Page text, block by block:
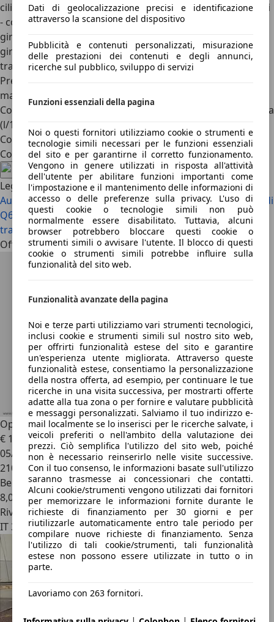
Dati di geolocalizzazione precisi e identificazione
attraverso la scansione del dispositivo
Pubblicità e contenuti personalizzati, misurazione
delle prestazioni dei contenuti e degli annunci,
ricerche sul pubblico, sviluppo di servizi
Funzioni essenziali della pagina
Noi o questi fornitori utilizziamo cookie o strumenti e
tecnologie simili necessari per le funzioni essenziali
del sito e per garantirne il corretto funzionamento.
Vengono in genere utilizzati in risposta all'attività
dell'utente per abilitare funzioni importanti come
l'impostazione e il mantenimento delle informazioni di
accesso o delle preferenze sulla privacy. L'uso di
questi cookie o tecnologie simili non può
normalmente essere disabilitato. Tuttavia, alcuni
browser potrebbero bloccare questi cookie o
strumenti simili o avvisare l'utente. Il blocco di questi
cookie o strumenti simili potrebbe influire sulla
funzionalità del sito web.
Funzionalità avanzate della pagina
Noi e terze parti utilizziamo vari strumenti tecnologici,
inclusi cookie e strumenti simili sul nostro sito web,
per offrirti funzionalità estese del sito e garantire
un'esperienza utente migliorata. Attraverso queste
funzionalità estese, consentiamo la personalizzazione
della nostra offerta, ad esempio, per continuare le tue
ricerche in una visita successiva, per mostrarti offerte
adatte alla tua zona o per fornire e valutare pubblicità
e messaggi personalizzati. Salviamo il tuo indirizzo e-
mail localmente se lo inserisci per le ricerche salvate, i
veicoli preferiti o nell'ambito della valutazione dei
prezzi. Ciò semplifica l'utilizzo del sito web, poiché
non è necessario reinserirlo nelle visite successive.
Con il tuo consenso, le informazioni basate sull'utilizzo
saranno trasmesse ai concessionari che contatti.
Alcuni cookie/strumenti vengono utilizzati dai fornitori
per memorizzare le informazioni fornite durante le
richieste di finanziamento per 30 giorni e per
riutilizzarle automaticamente entro tale periodo per
compilare nuove richieste di finanziamento. Senza
l'utilizzo di tali cookie/strumenti, tali funzionalità
estese non possono essere utilizzate in tutto o in
parte.
Lavoriamo con 263 fornitori.
cilindri da 2,0 litricommon rail - a quattro cilindri da 1,9 litri
- common rail a quattro cilindri da 2,0 litri Potenza (cv a
giri/min): 140/4.000 - 150 / 4.000 - 130 / 3.500 Coppia (Nm a
giri/min): 320 / 1.800 - 320 / 2.000 - 330 / 1.800 Trazione:
trazione anteriore
Prestazioni da 0 a 100 km/h (s): 10,1 - 10,3 - 10,1 Velocità
massima (km/h): 206 - 210 - 204
Consumo e ambiente Carburante: diesel Consumo in prova
(l/100 km): 7,1 - 6,9 - 7,2
Costi Prezzo base (€): 27.950 - 27.010 - 25.800
Condividi l'articolo
Leggi anche
Audi RS 3 e Giulia Quadrifoglio: l’ultimo viaggio in Italia Audi
Q6 e-tron vs. BMW iX3 vs. Mercedes GLC EQ – Confronto
tra SUV elettrici premium
Offerte attuali
Opel Vectra1.8 16V S.W. CDX
€ 1.000
05/2002
210.349 km
Benzina
8,0 l/100 km (comb.)
Rivenditore
IT 38050